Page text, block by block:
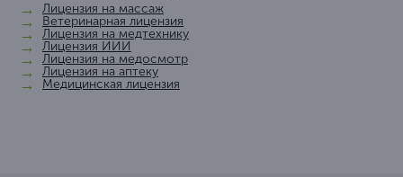
Лицензия на массаж
Ветеринарная лицензия
Лицензия на медтехнику
Лицензия ИИИ
Лицензия на медосмотр
Лицензия на аптеку
Медицинская лицензия